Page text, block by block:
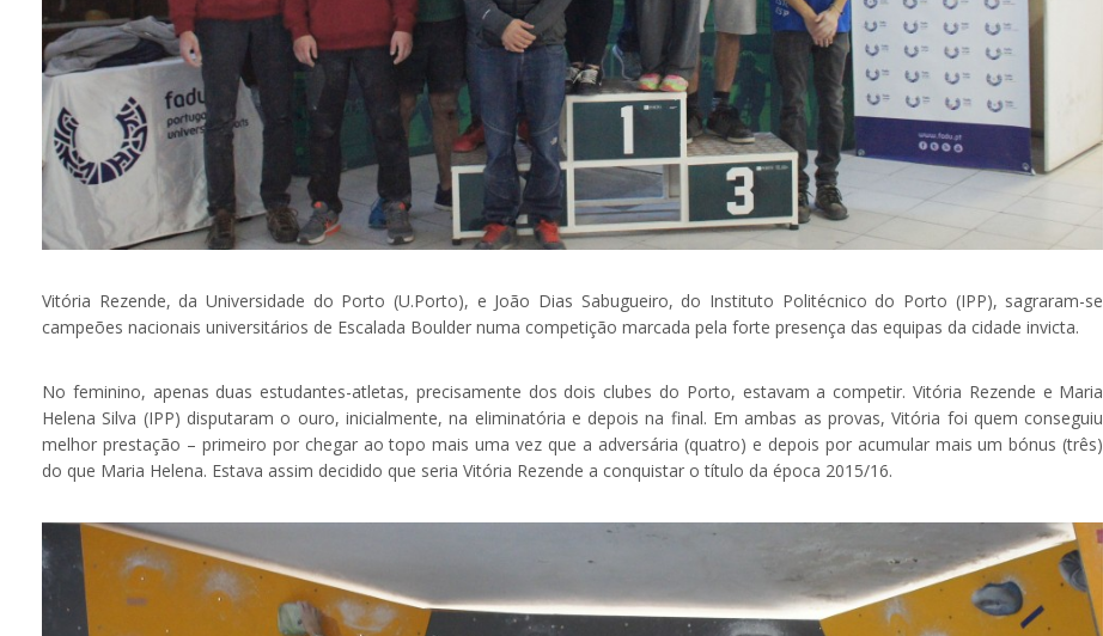
Vitória Rezende, da Universidade do Porto (U.Porto), e João Dias Sabugueiro, do Instituto Politécnico do Porto (IPP), sagraram-se
campeões nacionais universitários de Escalada Boulder numa competição marcada pela forte presença das equipas da cidade invicta.
No feminino, apenas duas estudantes-atletas, precisamente dos dois clubes do Porto, estavam a competir. Vitória Rezende e Maria
Helena Silva (IPP) disputaram o ouro, inicialmente, na eliminatória e depois na final. Em ambas as provas, Vitória foi quem conseguiu
melhor prestação – primeiro por chegar ao topo mais uma vez que a adversária (quatro) e depois por acumular mais um bónus (três)
do que Maria Helena. Estava assim decidido que seria Vitória Rezende a conquistar o título da época 2015/16.